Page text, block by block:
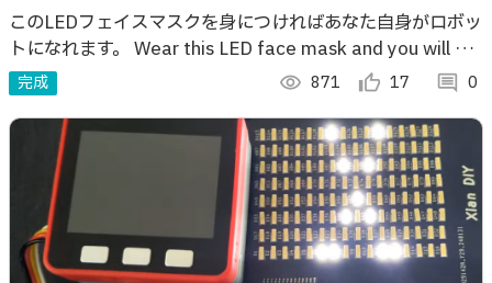
このLEDフェイスマスクを身につければあなた自身がロボッ
トになれます。 Wear this LED face mask and you will be
like a robot.
完成 visibility 871 thumb_up_alt 17 comment 0